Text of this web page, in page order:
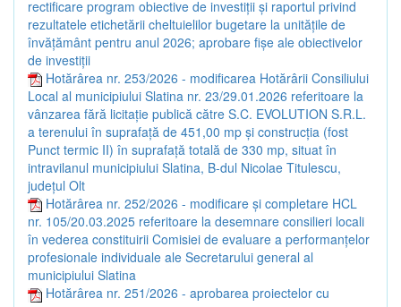
rectificare program obiective de investiţii şi raportul privind
rezultatele etichetării cheltuielilor bugetare la unităţile de
învăţământ pentru anul 2026; aprobare fişe ale obiectivelor
de investiţii
Hotărârea nr. 253/2026 - modificarea Hotărârii Consiliului
Local al municipiului Slatina nr. 23/29.01.2026 referitoare la
vânzarea fără licitație publică către S.C. EVOLUTION S.R.L.
a terenului în suprafață de 451,00 mp și construcția (fost
Punct termic II) în suprafață totală de 330 mp, situat în
intravilanul municipiului Slatina, B-dul Nicolae Titulescu,
județul Olt
Hotărârea nr. 252/2026 - modificare și completare HCL
nr. 105/20.03.2025 referitoare la desemnare consilieri locali
în vederea constituirii Comisiei de evaluare a performanțelor
profesionale individuale ale Secretarului general al
municipiului Slatina
Hotărârea nr. 251/2026 - aprobarea proiectelor cu